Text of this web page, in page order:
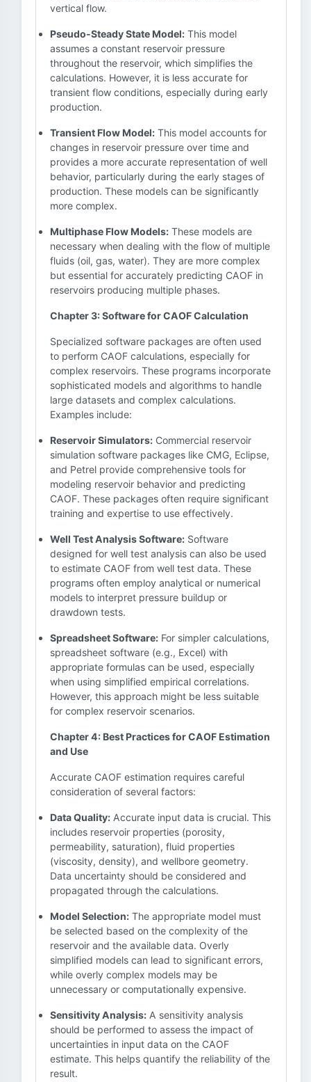
vertical flow.
Pseudo-Steady State Model: This model
assumes a constant reservoir pressure
throughout the reservoir, which simplifies the
calculations. However, it is less accurate for
transient flow conditions, especially during early
production.
Transient Flow Model: This model accounts for
changes in reservoir pressure over time and
provides a more accurate representation of well
behavior, particularly during the early stages of
production. These models can be significantly
more complex.
Multiphase Flow Models: These models are
necessary when dealing with the flow of multiple
fluids (oil, gas, water). They are more complex
but essential for accurately predicting CAOF in
reservoirs producing multiple phases.
Chapter 3: Software for CAOF Calculation
Specialized software packages are often used
to perform CAOF calculations, especially for
complex reservoirs. These programs incorporate
sophisticated models and algorithms to handle
large datasets and complex calculations.
Examples include:
Reservoir Simulators: Commercial reservoir
simulation software packages like CMG, Eclipse,
and Petrel provide comprehensive tools for
modeling reservoir behavior and predicting
CAOF. These packages often require significant
training and expertise to use effectively.
Well Test Analysis Software: Software
designed for well test analysis can also be used
to estimate CAOF from well test data. These
programs often employ analytical or numerical
models to interpret pressure buildup or
drawdown tests.
Spreadsheet Software: For simpler calculations,
spreadsheet software (e.g., Excel) with
appropriate formulas can be used, especially
when using simplified empirical correlations.
However, this approach might be less suitable
for complex reservoir scenarios.
Chapter 4: Best Practices for CAOF Estimation
and Use
Accurate CAOF estimation requires careful
consideration of several factors:
Data Quality: Accurate input data is crucial. This
includes reservoir properties (porosity,
permeability, saturation), fluid properties
(viscosity, density), and wellbore geometry.
Data uncertainty should be considered and
propagated through the calculations.
Model Selection: The appropriate model must
be selected based on the complexity of the
reservoir and the available data. Overly
simplified models can lead to significant errors,
while overly complex models may be
unnecessary or computationally expensive.
Sensitivity Analysis: A sensitivity analysis
should be performed to assess the impact of
uncertainties in input data on the CAOF
estimate. This helps quantify the reliability of the
result.